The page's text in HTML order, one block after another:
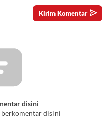
disini
berkomentar disini